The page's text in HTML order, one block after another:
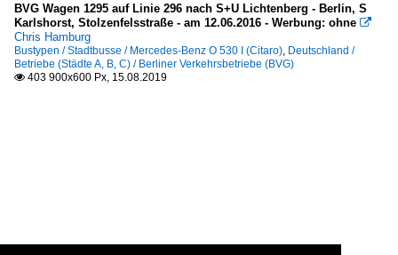
BVG Wagen 1295 auf Linie 296 nach S+U Lichtenberg - Berlin, S
Karlshorst, Stolzenfelsstraße - am 12.06.2016 - Werbung: ohne 
Chris Hamburg
Bustypen / Stadtbusse / Mercedes-Benz O 530 I (Citaro), Deutschland /
Betriebe (Städte A, B, C) / Berliner Verkehrsbetriebe (BVG)
 403 900x600 Px, 15.08.2019